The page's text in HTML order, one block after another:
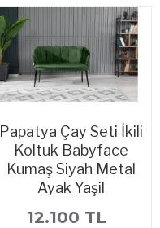
Papatya Çay Seti İkili
Koltuk Babyface
Kumaş Siyah Metal
Ayak Yaşil
12.100 TL